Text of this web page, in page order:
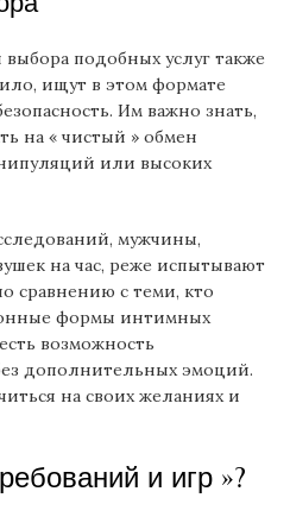
подобных услуг также
ищут в этом формате
Им важно знать,
на « чистый » обмен
или высоких
мужчины,
на час, реже испытывают
сравнению с теми, кто
формы интимных
возможность
дополнительных эмоций.
на своих желаниях и
и игр »?